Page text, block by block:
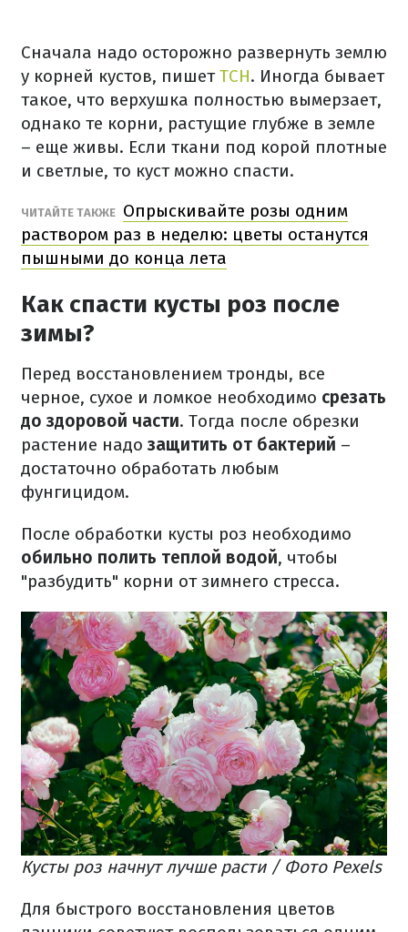
Сначала надо осторожно развернуть землю
у корней кустов, пишетТСН. Иногда бывает
такое, что верхушка полностью вымерзает,
однако те корни, растущие глубже в земле
– еще живы. Если ткани под корой плотные
и светлые, то куст можно спасти.
ЧИТАЙТЕ ТАКЖЕ Опрыскивайте розы одним
раствором раз в неделю: цветы останутся
пышными до конца лета
Как спасти кусты роз после
зимы?
Перед восстановлением тронды, все
черное, сухое и ломкое необходимо срезать
до здоровой части. Тогда после обрезки
растение надозащитить от бактерий –
достаточно обработать любым
фунгицидом.
После обработки кусты роз необходимо
обильно полить теплой водой, чтобы
"разбудить" корни от зимнего стресса.
Кусты роз начнут лучше расти / Фото Pexels
Для быстрого восстановления цветов